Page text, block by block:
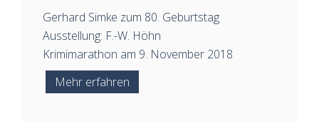
Gerhard Simke zum 80. Geburtstag
Ausstellung: F.-W. Höhn
Krimimarathon am 9. November 2018
Mehr erfahren